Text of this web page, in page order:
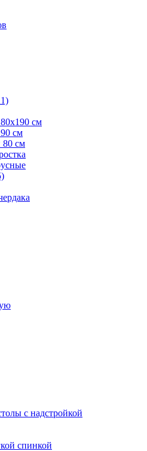
см
см
80 см
с надстройкой
спинкой